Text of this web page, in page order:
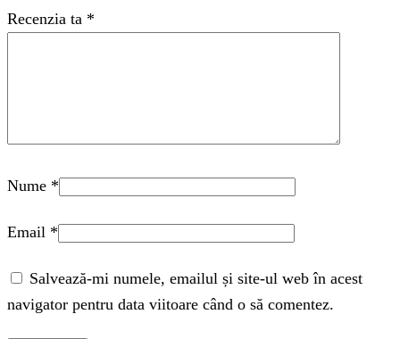
Recenzia ta *
Nume *
Email *
Salvează-mi numele, emailul și site-ul web în acest
navigator pentru data viitoare când o să comentez.